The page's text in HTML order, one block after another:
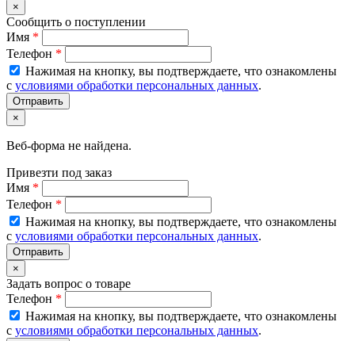
×
Сообщить о поступлении
Имя *
Телефон *
Нажимая на кнопку, вы подтверждаете, что ознакомлены
с условиями обработки персональных данных.
×
Веб-форма не найдена.
Привезти под заказ
Имя *
Телефон *
Нажимая на кнопку, вы подтверждаете, что ознакомлены
с условиями обработки персональных данных.
×
Задать вопрос о товаре
Телефон *
Нажимая на кнопку, вы подтверждаете, что ознакомлены
с условиями обработки персональных данных.